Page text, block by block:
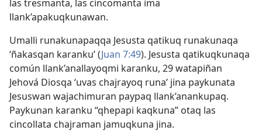
las tresmanta, las cincomanta ima
llank’apakuqkunawan.
Umalli runakunapaqqa Jesusta qatikuq runakunaqa
‘ñakasqan karanku’ (Juan 7:49). Jesusta qatikuqkunaqa
común llank’anallayoqmi karanku, 29 watapiñan
Jehová Diosqa ‘uvas chajrayoq runa’ jina paykunata
Jesuswan wajachimuran paypaq llank’anankupaq.
Paykunan karanku “qhepapi kaqkuna” otaq las
cincollata chajraman jamuqkuna jina.